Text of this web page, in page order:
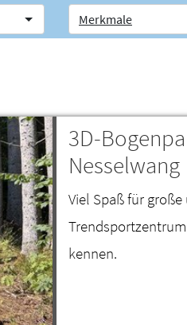
Merkmale
3D-
Nesselwang
Viel Spaß für
kennen.